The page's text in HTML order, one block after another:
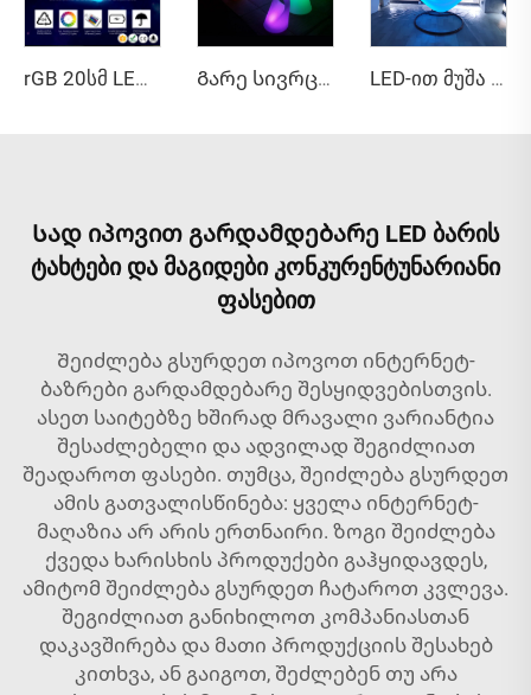
rGB 20სმ LED კუბის მომდინარე ნათები კუბის მედეგი AC/DC სამუშაო მიმწოდება შიდა IP65 განათების დეკორაცია Გარე სივრცის 16-ფერიანი LED ბარის მაგიდების კომპლექტის გარდამდებარე, თანამედროვე, წყალგამძლე, უჯრის სავარძლებით, ჩინური ავეჯის კომპანიის მიერ ღონისძიებებისთვის LED-ით მუშა მოძრავი სავარძელი მოზრდილების და ბავშვებისთვის, RGB 16 ფერის შეცვლადი გარე პატიოს მოძრავი სავარძელი დისტანციური მართვით, IP65 წყალდამცველი
Სად იპოვით გარდამდებარე LED ბარის
ტახტები და მაგიდები კონკურენტუნარიანი
ფასებით
Შეიძლება გსურდეთ იპოვოთ ინტერნეტ-
ბაზრები გარდამდებარე შესყიდვებისთვის.
ასეთ საიტებზე ხშირად მრავალი ვარიანტია
შესაძლებელი და ადვილად შეგიძლიათ
შეადაროთ ფასები. თუმცა, შეიძლება გსურდეთ
ამის გათვალისწინება: ყველა ინტერნეტ-
მაღაზია არ არის ერთნაირი. ზოგი შეიძლება
ქვედა ხარისხის პროდუქები გაჰყიდავდეს,
ამიტომ შეიძლება გსურდეთ ჩატაროთ კვლევა.
შეგიძლიათ განიხილოთ კომპანიასთან
დაკავშირება და მათი პროდუქციის შესახებ
კითხვა, ან გაიგოთ, შეძლებენ თუ არა